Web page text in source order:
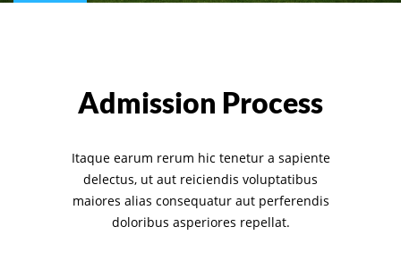
Admission Process
Itaque earum rerum hic tenetur a sapiente
delectus, ut aut reiciendis voluptatibus
maiores alias consequatur aut perferendis
doloribus asperiores repellat.